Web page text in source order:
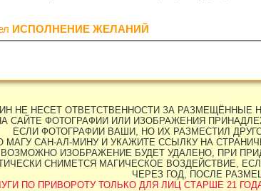
ИСПОЛНЕНИЕ ЖЕЛАНИЙ
НЕ НЕСЕТ ОТВЕТСТВЕННОСТИ ЗА
САЙТЕ ФОТОГРАФИИ ИЛИ ИЗОБРАЖЕНИЯ
ЕСЛИ ФОТОГРАФИИ ВАШИ, НО ИХ РАЗМЕСТИЛ
САН-АЛ-МИНУ И УКАЖИТЕ ССЫЛКУ НА
ВОЗМОЖНО ИЗОБРАЖЕНИЕ БУДЕТ УДАЛЕНО, ПРИ
СНИМЕТСЯ МАГИЧЕСКОЕ ВОЗДЕЙСТВИЕ,
ЧЕРЕЗ ГОД, ПОСЛЕ
ПО ПРИВОРОТУ ТОЛЬКО ДЛЯ ЛИЦ СТАРШЕ 21